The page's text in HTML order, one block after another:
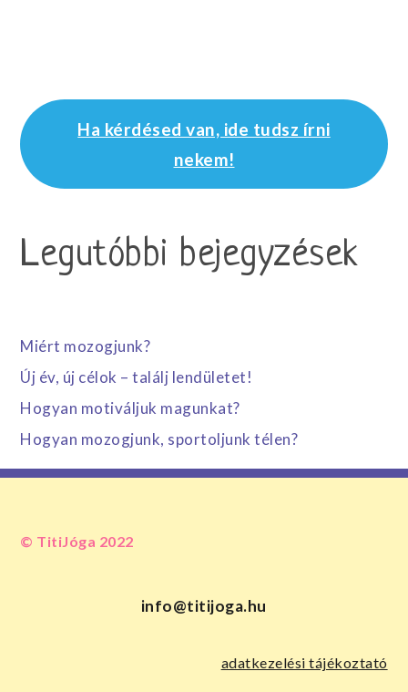
Ha kérdésed van, ide tudsz írni
nekem!
Legutóbbi bejegyzések
Miért mozogjunk?
Új év, új célok – találj lendületet!
Hogyan motiváljuk magunkat?
Hogyan mozogjunk, sportoljunk télen?
© TitiJóga 2022
info@titijoga.hu
adatkezelési tájékoztató